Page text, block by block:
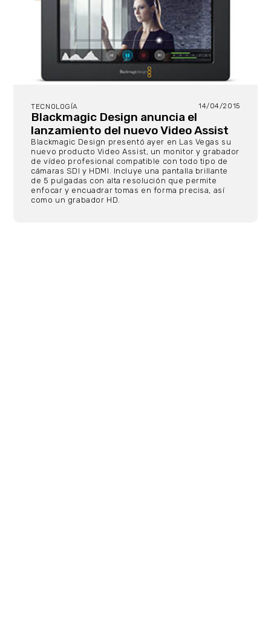
TECNOLOGÍA 14/04/2015
Blackmagic Design anuncia el
lanzamiento del nuevo Video Assist
Blackmagic Design presentó ayer en Las Vegas su
nuevo producto Video Assist, un monitor y grabador
de vídeo profesional compatible con todo tipo de
cámaras SDI y HDMI. Incluye una pantalla brillante
de 5 pulgadas con alta resolución que permite
enfocar y encuadrar tomas en forma precisa, así
como un grabador HD.